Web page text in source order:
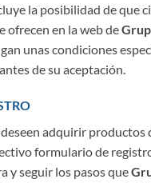
la posibilidad de que
ofrecen en la web de
unas condiciones
de su aceptación.
adquirir productos
formulario de
y seguir los pasos que